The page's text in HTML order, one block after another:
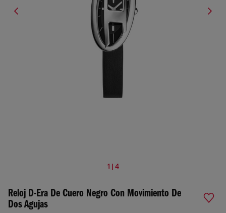
1 | 4
Reloj D-Era De Cuero Negro Con Movimiento De
Dos Agujas